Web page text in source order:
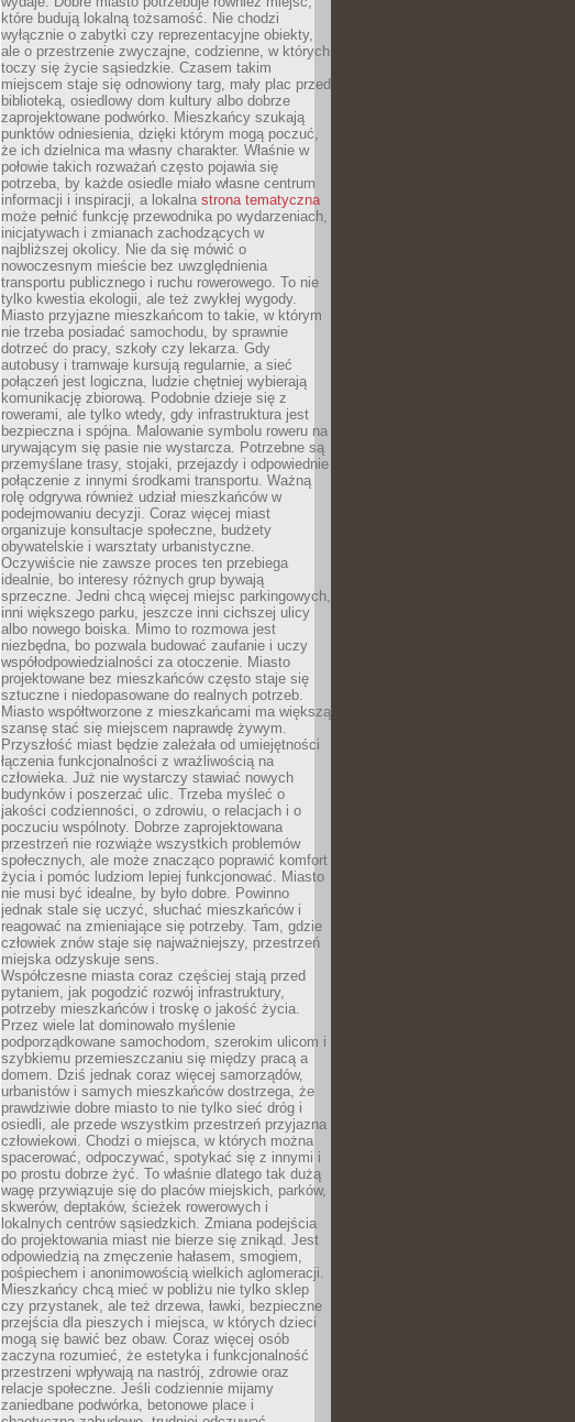
które budują lokalną tożsamość. Nie chodzi
wyłącznie o zabytki czy reprezentacyjne obiekty,
ale o przestrzenie zwyczajne, codzienne, w których
toczy się życie sąsiedzkie. Czasem takim
miejscem staje się odnowiony targ, mały plac przed
biblioteką, osiedlowy dom kultury albo dobrze
zaprojektowane podwórko. Mieszkańcy szukają
punktów odniesienia, dzięki którym mogą poczuć,
że ich dzielnica ma własny charakter. Właśnie w
połowie takich rozważań często pojawia się
potrzeba, by każde osiedle miało własne centrum
informacji i inspiracji, a lokalna strona tematyczna
może pełnić funkcję przewodnika po wydarzeniach,
inicjatywach i zmianach zachodzących w
najbliższej okolicy. Nie da się mówić o
nowoczesnym mieście bez uwzględnienia
transportu publicznego i ruchu rowerowego. To nie
tylko kwestia ekologii, ale też zwykłej wygody.
Miasto przyjazne mieszkańcom to takie, w którym
nie trzeba posiadać samochodu, by sprawnie
dotrzeć do pracy, szkoły czy lekarza. Gdy
autobusy i tramwaje kursują regularnie, a sieć
połączeń jest logiczna, ludzie chętniej wybierają
komunikację zbiorową. Podobnie dzieje się z
rowerami, ale tylko wtedy, gdy infrastruktura jest
bezpieczna i spójna. Malowanie symbolu roweru na
urywającym się pasie nie wystarcza. Potrzebne są
przemyślane trasy, stojaki, przejazdy i odpowiednie
połączenie z innymi środkami transportu. Ważną
rolę odgrywa również udział mieszkańców w
podejmowaniu decyzji. Coraz więcej miast
organizuje konsultacje społeczne, budżety
obywatelskie i warsztaty urbanistyczne.
Oczywiście nie zawsze proces ten przebiega
idealnie, bo interesy różnych grup bywają
sprzeczne. Jedni chcą więcej miejsc parkingowych,
inni większego parku, jeszcze inni cichszej ulicy
albo nowego boiska. Mimo to rozmowa jest
niezbędna, bo pozwala budować zaufanie i uczy
współodpowiedzialności za otoczenie. Miasto
projektowane bez mieszkańców często staje się
sztuczne i niedopasowane do realnych potrzeb.
Miasto współtworzone z mieszkańcami ma większą
szansę stać się miejscem naprawdę żywym.
Przyszłość miast będzie zależała od umiejętności
łączenia funkcjonalności z wrażliwością na
człowieka. Już nie wystarczy stawiać nowych
budynków i poszerzać ulic. Trzeba myśleć o
jakości codzienności, o zdrowiu, o relacjach i o
poczuciu wspólnoty. Dobrze zaprojektowana
przestrzeń nie rozwiąże wszystkich problemów
społecznych, ale może znacząco poprawić komfort
życia i pomóc ludziom lepiej funkcjonować. Miasto
nie musi być idealne, by było dobre. Powinno
jednak stale się uczyć, słuchać mieszkańców i
reagować na zmieniające się potrzeby. Tam, gdzie
człowiek znów staje się najważniejszy, przestrzeń
miejska odzyskuje sens.
Współczesne miasta coraz częściej stają przed
pytaniem, jak pogodzić rozwój infrastruktury,
potrzeby mieszkańców i troskę o jakość życia.
Przez wiele lat dominowało myślenie
podporządkowane samochodom, szerokim ulicom i
szybkiemu przemieszczaniu się między pracą a
domem. Dziś jednak coraz więcej samorządów,
urbanistów i samych mieszkańców dostrzega, że
prawdziwie dobre miasto to nie tylko sieć dróg i
osiedli, ale przede wszystkim przestrzeń przyjazna
człowiekowi. Chodzi o miejsca, w których można
spacerować, odpoczywać, spotykać się z innymi i
po prostu dobrze żyć. To właśnie dlatego tak dużą
wagę przywiązuje się do placów miejskich, parków,
skwerów, deptaków, ścieżek rowerowych i
lokalnych centrów sąsiedzkich. Zmiana podejścia
do projektowania miast nie bierze się znikąd. Jest
odpowiedzią na zmęczenie hałasem, smogiem,
pośpiechem i anonimowością wielkich aglomeracji.
Mieszkańcy chcą mieć w pobliżu nie tylko sklep
czy przystanek, ale też drzewa, ławki, bezpieczne
przejścia dla pieszych i miejsca, w których dzieci
mogą się bawić bez obaw. Coraz więcej osób
zaczyna rozumieć, że estetyka i funkcjonalność
przestrzeni wpływają na nastrój, zdrowie oraz
relacje społeczne. Jeśli codziennie mijamy
zaniedbane podwórka, betonowe place i